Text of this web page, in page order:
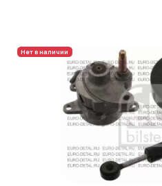
Нет в наличии